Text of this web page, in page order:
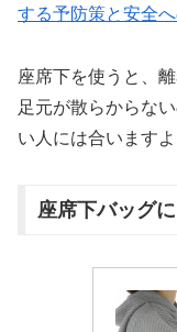
する予防策と安全
座席下を使うと、
足元が散らからな
い人には合いますよ
座席下バッグ